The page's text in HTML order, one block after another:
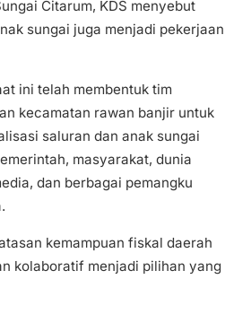
Citarum, KDS menyebut
sungai juga menjadi pekerjaan
ini telah membentuk tim
kecamatan rawan banjir untuk
saluran dan anak sungai
masyarakat, dunia
dan berbagai pemangku
kemampuan fiskal daerah
kolaboratif menjadi pilihan yang